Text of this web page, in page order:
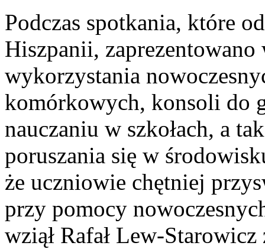
Podczas spotkania, które
Hiszpanii,
wykorzystania
komórkowych, konsoli do
nauczaniu w szkołach, a
poruszania się w
że uczniowie chętniej
przy pomocy
wziął Rafał Lew-